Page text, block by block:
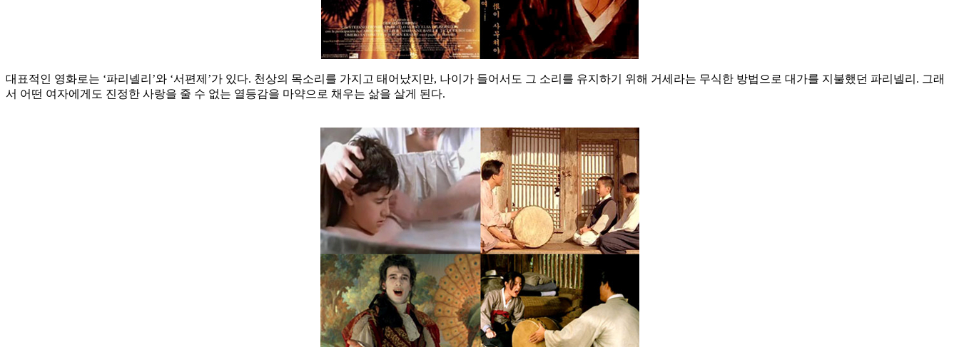
대표적인 영화로는 ‘파리넬리’와 ‘서편제’가 있다. 천상의 목소리를 가지고 태어났지만, 나이가 들어서도 그 소리를 유지하기 위해 거세라는 무식한 방법으로 대가를 지불했던 파리넬리. 그래
서 어떤 여자에게도 진정한 사랑을 줄 수 없는 열등감을 마약으로 채우는 삶을 살게 된다.